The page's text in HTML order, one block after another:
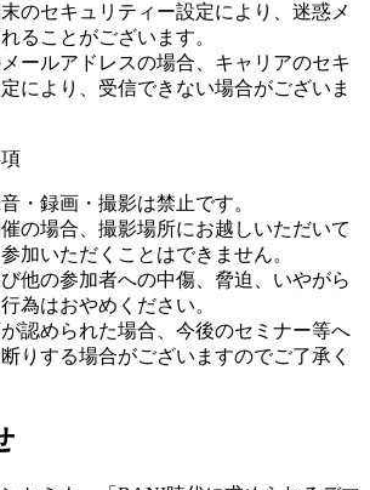
のセキュリティー設定により、迷惑メ
ることがございます。
ールアドレスの場合、キャリアのセキ
により、受信できない場合がございま
・録画・撮影は禁止です。
の場合、撮影場所にお越しいただいて
加いただくことはできません。
他の参加者への中傷、脅迫、いやがら
為はおやめください。
が認められた場合、今後のセミナー等へ
りする場合がございますのでご了承く